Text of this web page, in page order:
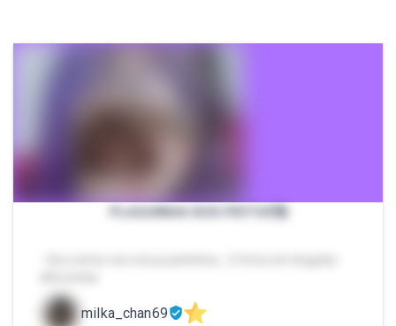
PLAQUINHA NOS PEITOS🥰
milka_chan69